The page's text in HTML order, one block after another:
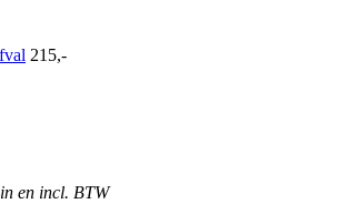
215,-
en incl. BTW